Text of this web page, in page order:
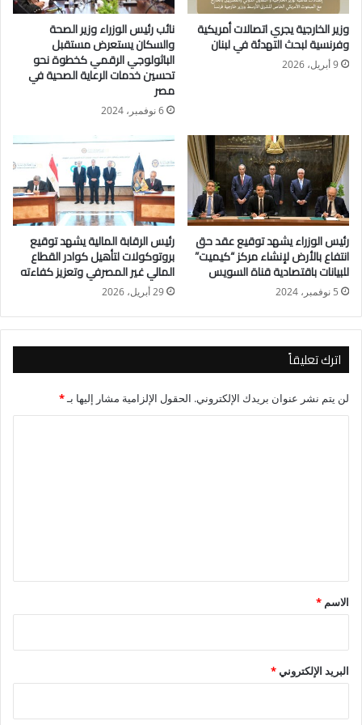
وأكد المستشار الإعلامي بأن وزير الزراعة وجه بتوعية المزارعين
بذلك وتوضيح هذا المفهوم لهم لتشجيعهم على التوسع في زراعة
القمح وكذلك التوعية بأن الدولة توفر التقاوى الجيدة المعتمدة
بالاسعار المخفضة هذا بالإضافة إلى مبادرة التحالف الوطنى للعمل
في إطار بروتوكول التعاون مع وزارة الزراعة
وقال إبراهيم بإن الوزارة تقوم أيضا بتوفير الأسمدة المدعومة للقمح
وكذلك الإرشادات الفنية من الزراعة وحتى الحصاد لزيادة الانتاجية
تحقق مردود اقتصادي كبير للفلاح تسهم في رفع مستوى معيشته
وأشار كذلك إلى أن الدولة حينما تشترى القمح من الفلاحين بأسعاره
العالمية تقوم باعادته مرة أخرى للمواطنين في صورة رغيف عيش
مدعوم بعد أن تتحمل تكاليف النقل والتخزين والتصنيع ،
وزير الخارجية يجري اتصالات أمريكية
وفرنسية لبحث التهدئة في لبنان
9 أبريل، 2026
نائب رئيس الوزراء وزير الصحة
والسكان يستعرض مستقبل
الباثولوجي الرقمي كخطوة نحو
تحسين خدمات الرعاية الصحية في
مصر
6 نوفمبر، 2024
رئيس الوزراء يشهد توقيع عقد حق
انتفاع بالأرض لإنشاء مركز “كيميت”
للبيانات باقتصادية قناة السويس
5 نوفمبر، 2024
رئيس الرقابة المالية يشهد توقيع
بروتوكولات لتأهيل كوادر القطاع
المالي غير المصرفي وتعزيز كفاءته
29 أبريل، 2026
اترك تعليقاً
لن يتم نشر عنوان بريدك الإلكتروني. الحقول الإلزامية مشار إليها بـ*
*
الاسم *
البريد الإلكتروني*